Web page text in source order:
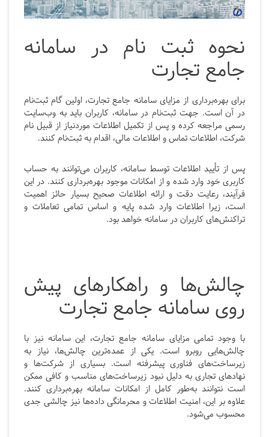
نحوه ثبت نام در سامانه
جامع تجارت
برای بهره‌برداری از مزایای سامانه جامع تجارت، اولین گام ثبت‌نام
در آن است. جهت ثبت‌نام در سامانه، کاربران باید به وب‌سایت
رسمی مراجعه کرده و پس از تکمیل اطلاعات موردنیاز از قبیل نام
شرکت، اطلاعات تماس و اطلاعات مالی، اقدام به ثبت‌نام کنند.
پس از تأیید اطلاعات توسط سامانه، کاربران می‌توانند به حساب
کاربری خود وارد شده و از امکانات موجود بهره‌برداری کنند. در این
فرآیند، رعایت دقت و ارائه اطلاعات صحیح بسیار حائز اهمیت
است، زیرا اطلاعات وارد شده پایه‌ و اساس تمامی تعاملات و
تراکنش‌های کاربران در سامانه خواهد بود.
چالش‌ها و راهکارهای پیش
روی سامانه جامع تجارت
با وجود تمامی مزایای سامانه جامع تجارت، این سامانه نیز با
چالش‌هایی روبرو است. یکی از عمده‌ترین چالش‌ها، نیاز به
زیرساخت‌های فناوری پیشرفته است. بسیاری از شرکت‌ها و
نهادهای تجاری به دلیل نبود زیرساخت‌های مناسب و کافی ممکن
است نتوانند به‌طور کامل از امکانات سامانه بهره‌برداری کنند.
علاوه بر این، امنیت اطلاعات و محرمانگی داده‌ها نیز چالشی جدی
محسوب می‌شود.